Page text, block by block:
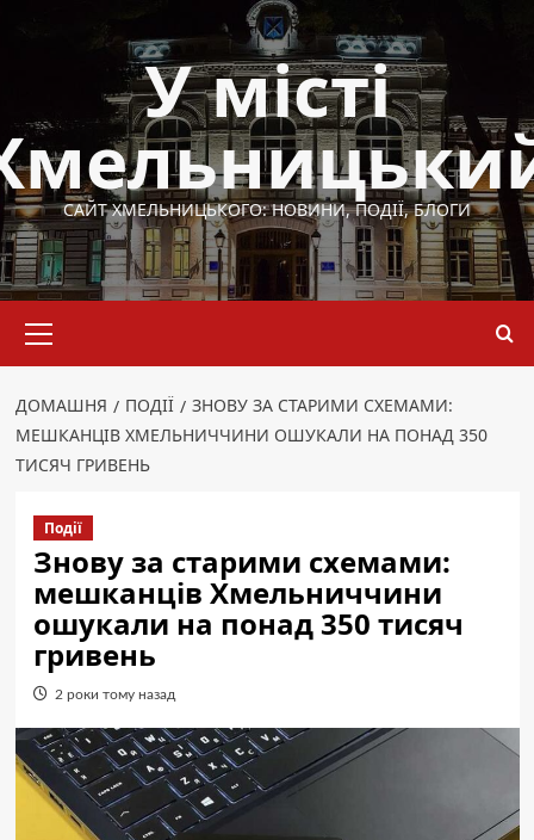
У місті
САЙТ ХМЕЛЬНИЦЬКОГО: НОВИНИ, ПОДІЇ, БЛОГИ
меню
ДОМАШНЯ ПОДІЇ
ЗНОВУ ЗА СТАРИМИ СХЕМАМИ:
МЕШКАНЦІВ ХМЕЛЬНИЧЧИНИ ОШУКАЛИ НА ПОНАД 350
ТИСЯЧ ГРИВЕНЬ
Події
Знову за старими схемами:
мешканців Хмельниччини
ошукали на понад 350 тисяч
гривень
2 роки тому назад